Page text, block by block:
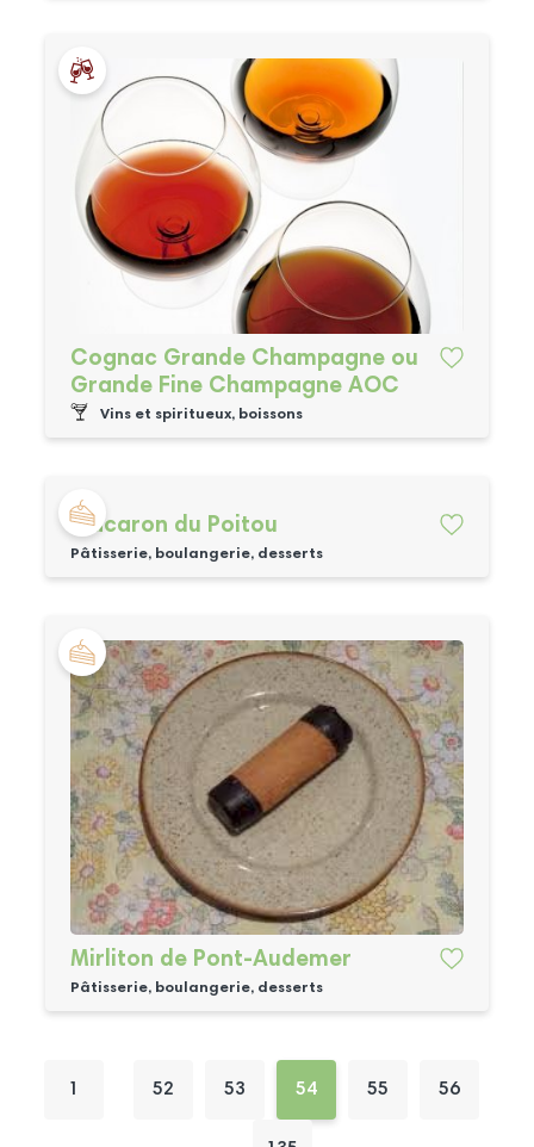
Cognac Grande Champagne ou
Grande Fine Champagne AOC
Vins et spiritueux, boissons
Macaron du Poitou
Pâtisserie, boulangerie, desserts
Mirliton de Pont-Audemer
Pâtisserie, boulangerie, desserts
1 52 53 54 55 56